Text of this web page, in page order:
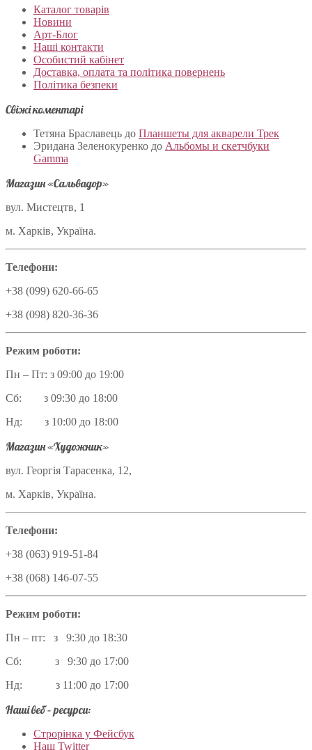
Каталог товарів
Новини
Арт-Блог
Наші контакти
Особистий кабінет
Доставка, оплата та політика повернень
Політика безпеки
Свіжі коментарі
Тетяна Браславець до Планшеты для акварели Трек
Эридана Зеленокуренко до Альбомы и скетчбуки
Gamma
Магазин «Сальвадор»
вул. Мистецтв, 1
м. Харків, Україна.
Телефони:
+38 (099) 620-66-65
+38 (098) 820-36-36
Режим роботи:
Пн – Пт: з 09:00 до 19:00
Сб: з 09:30 до 18:00
Нд: з 10:00 до 18:00
Магазин «Художник»
вул. Георгія Тарасенка, 12,
м. Харків, Україна.
Телефони:
+38 (063) 919-51-84
+38 (068) 146-07-55
Режим роботи:
Пн – пт: з 9:30 до 18:30
Сб: з 9:30 до 17:00
Нд: з 11:00 до 17:00
Наші веб – ресурси:
Строрінка у Фейсбук
Наш Twitter